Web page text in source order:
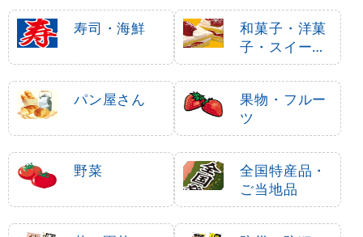
寿司・海鮮
和菓子・洋菓
子・スイーツ
・アイス
パン屋さん
果物・フルー
ツ
野菜
全国特産品・
ご当地品